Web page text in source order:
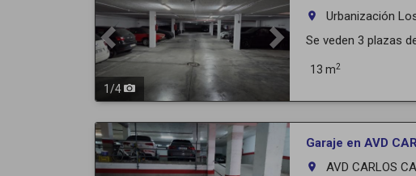
1 /4
room
Urbanización
Se veden 3 plazas
13 m2
Garaje en AVD
room
AVD CARLOS